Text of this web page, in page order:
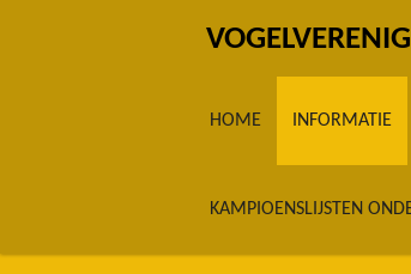
HOME INFORMATIE
KAMPIOENSLIJSTEN